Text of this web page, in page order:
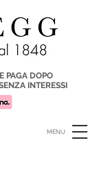
MENU
PAGA DOPO
INTERESSI